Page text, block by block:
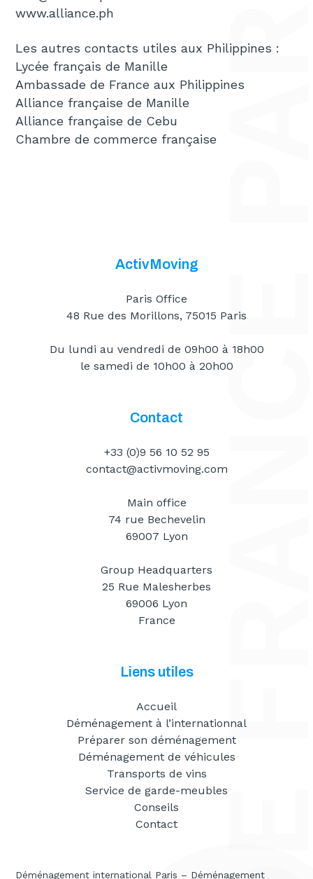
www.alliance.ph
Les autres contacts utiles aux Philippines :
Lycée français de Manille
Ambassade de France aux Philippines
Alliance française de Manille
Alliance française de Cebu
Chambre de commerce française
ActivMoving
Paris Office
48 Rue des Morillons, 75015 Paris
Du lundi au vendredi de 09h00 à 18h00
le samedi de 10h00 à 20h00
Contact
+33 (0)9 56 10 52 95
contact@activmoving.com
Main office
74 rue Bechevelin
69007 Lyon
Group Headquarters
25 Rue Malesherbes
69006 Lyon
France
Liens utiles
Accueil
Déménagement à l’internationnal
Préparer son déménagement
Déménagement de véhicules
Transports de vins
Service de garde-meubles
Conseils
Contact
Déménagement international Paris – Déménagement